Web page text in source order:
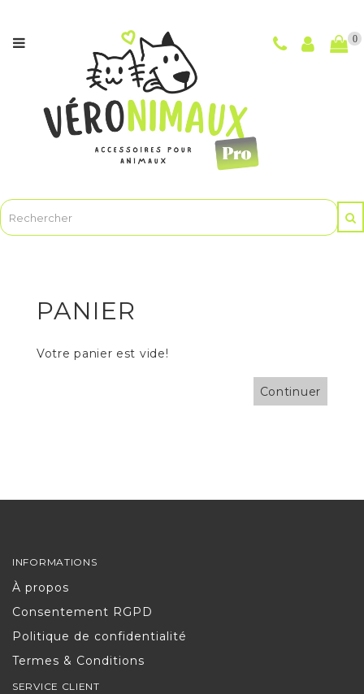
NOUVEAUTÉS
CHIENS
CHATS
MAÎTRES
ET
LE
Soins
hygiène
0
PANIER
Votre panier est vide!
Continuer
INFORMATIONS
À propos
Consentement RGPD
Politique de confidentialité
Termes & Conditions
SERVICE CLIENT